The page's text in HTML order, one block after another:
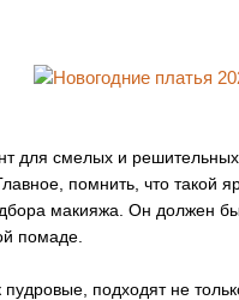
для смелых и
помнить, что такой
макияжа. Он должен
помаде.
пудровые, подходят не